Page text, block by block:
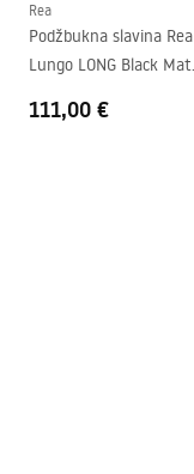
Razmak priključaka
Rea
Podžbukna slavina Rea
Lungo LONG Black Mat
111,00 €